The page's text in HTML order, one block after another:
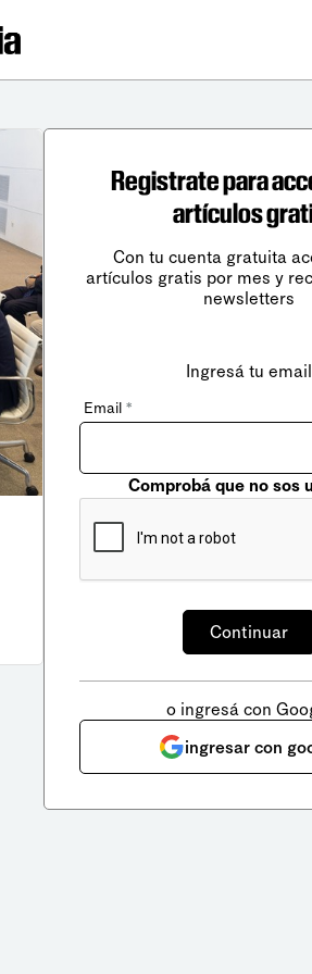
Registrate para
artículos
Con tu cuenta gratuita
artículos gratis por mes y
newsletters
Ingresá tu email
Email *
Comprobá que no sos
o ingresá con
ingresar con